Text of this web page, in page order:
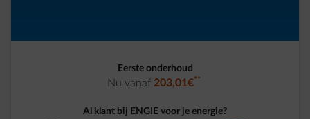
Eerste onderhoud
Nu vanaf 203,01€**
Al klant bij ENGIE voor je energie?